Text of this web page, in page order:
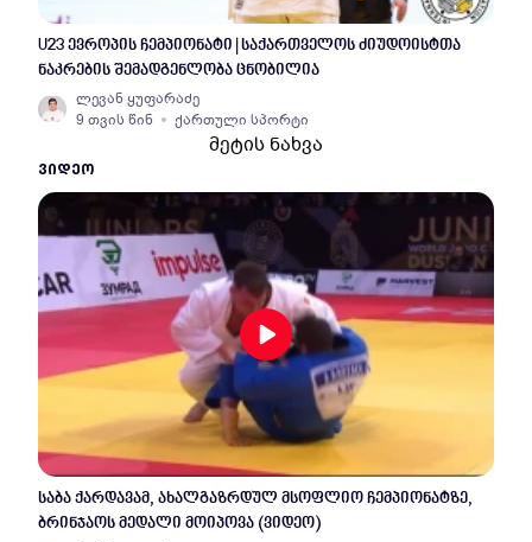
U23 ევროპის ჩემპიონატი | საქართველოს ძიუდოისტთა
ნაკრების შემადგენლობა ცნობილია
ლევან ყუფარაძე
9 თვის წინ
ქართული სპორტი
მეტის ნახვა
ᲕᲘᲓᲔᲝ
საბა ქარდავამ, ახალგაზრდულ მსოფლიო ჩემპიონატზე,
ბრინჯაოს მედალი მოიპოვა (ვიდეო)